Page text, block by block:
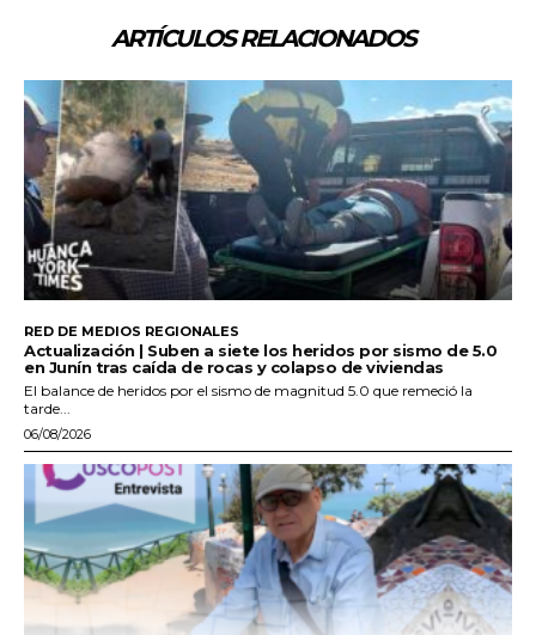
ARTÍCULOS RELACIONADOS
RED DE MEDIOS REGIONALES
Actualización | Suben a siete los heridos por sismo de 5.0
en Junín tras caída de rocas y colapso de viviendas
El balance de heridos por el sismo de magnitud 5.0 que remeció la
tarde...
06/08/2026